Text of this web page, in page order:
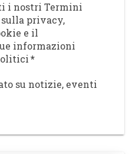
i nostri Termini
privacy,
e il
informazioni
*
su notizie, eventi